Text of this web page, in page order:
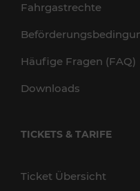
Fahrgastrechte
Häufige Fragen (FAQ)
Downloads
TICKETS & TARIFE
Ticket Übersicht